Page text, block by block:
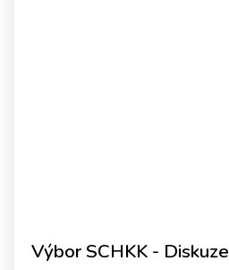
Výbor SCHKK - Diskuze